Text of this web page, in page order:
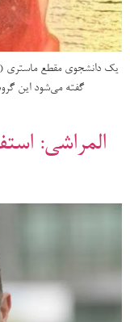
یک دانشجوی مقطع ماستری
گفته می‌شود این
المراشی: